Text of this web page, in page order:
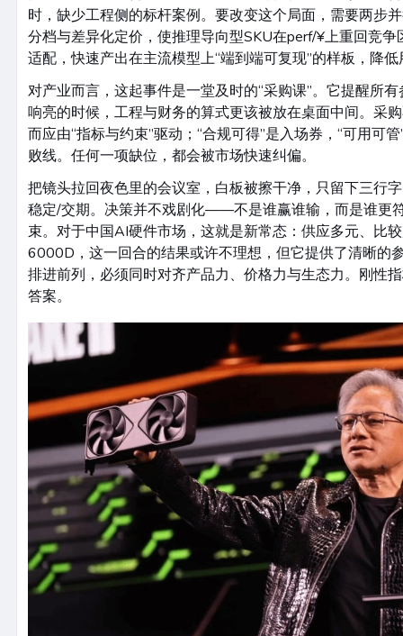
时，缺少工程侧的标杆案例。要改变这个局面，需要两步
分档与差异化定价，使推理导向型SKU在perf/¥上重回竞
适配，快速产出在主流模型上“端到端可复现”的样板，降
对产业而言，这起事件是一堂及时的“采购课”。它提醒所
响亮的时候，工程与财务的算式更该被放在桌面中间。采
而应由“指标与约束”驱动；“合规可得”是入场券，“可用可
败线。任何一项缺位，都会被市场快速纠偏。
把镜头拉回夜色里的会议室，白板被擦干净，只留下三行
稳定/交期。决策并不戏剧化——不是谁赢谁输，而是谁更
束。对于中国AI硬件市场，这就是新常态：供应多元、比
6000D，这一回合的结果或许不理想，但它提供了清晰
排进前列，必须同时对齐产品力、价格力与生态力。刚性
答案。